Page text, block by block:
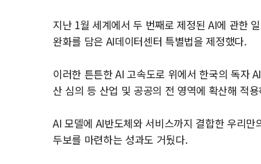
지난 1월 세계에서 두 번째로 제정된 AI에 관한
완화를 담은 AI데이터센터 특별법을 제정했다.
이러한 튼튼한 AI 고속도로 위에서 한국의 독자
산 심의 등 산업 및 공공의 전 영역에 확산해 적
AI 모델에 AI반도체와 서비스까지 결합한 우리
두보를 마련하는 성과도 거뒀다.